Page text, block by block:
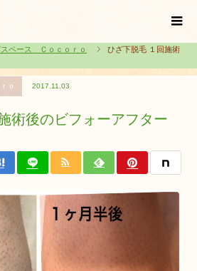
スペース Ｃｏｃｏｒｏ
ひざ下脱毛 １回施術
ｏ 2017.11.03
術後のビフォーアフター